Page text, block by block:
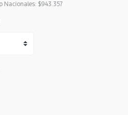
Nacionales: $943.357